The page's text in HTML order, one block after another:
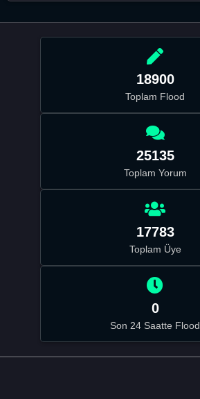
18900
Toplam Flood
25135
Toplam Yorum
17783
Toplam Üye
0
Son 24 Saatte Flood